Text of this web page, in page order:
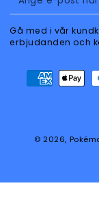
e-
post
Gå med i vår
erbjudanden och
© 2026,